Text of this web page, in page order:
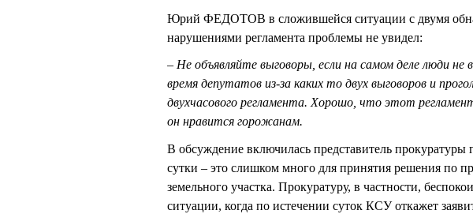
Юрий ФЕДОТОВ в сложившейся ситуации с двумя
нарушениями регламента проблемы не увидел:
– Не объявляйте выговоры, если на самом деле люди
время депутатов из-за каких то двух выговоров и
двухчасового регламента. Хорошо, что этот
он нравится горожанам.
В обсуждение включилась представитель прокуратуры
сутки – это слишком много для принятия решения по
земельного участка. Прокуратуру, в частности,
ситуации, когда по истечении суток КСУ откажет